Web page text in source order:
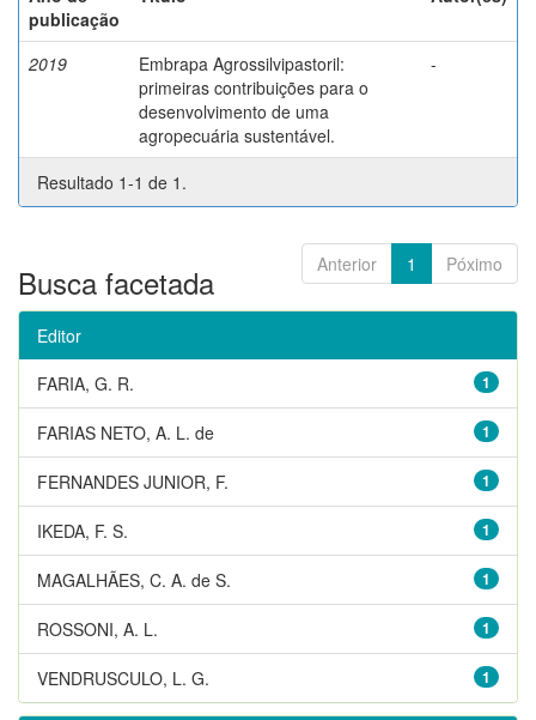
publicação
2019
Embrapa Agrossilvipastoril:
primeiras contribuições para o
desenvolvimento de uma
agropecuária sustentável.
-
Resultado 1-1 de 1.
Anterior 1 Póximo
Busca facetada
Editor
1
FARIA, G. R.
1
FARIAS NETO, A. L. de
1
FERNANDES JUNIOR, F.
1
IKEDA, F. S.
1
MAGALHÃES, C. A. de S.
1
ROSSONI, A. L.
1
VENDRUSCULO, L. G.